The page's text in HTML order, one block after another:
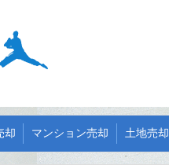
却 マンション売却 土地売却